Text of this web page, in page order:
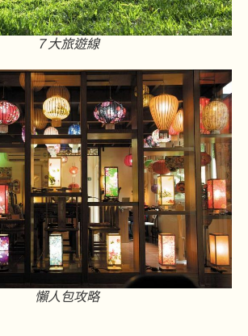
７大旅遊線
懶人包攻略